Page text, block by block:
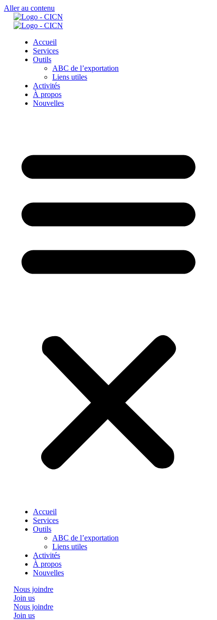
Aller au contenu
Accueil
Services
Outils
ABC de l’exportation
Liens utiles
Activités
À propos
Nouvelles
Accueil
Services
Outils
ABC de l’exportation
Liens utiles
Activités
À propos
Nouvelles
Nous joindre
Join us
Nous joindre
Join us